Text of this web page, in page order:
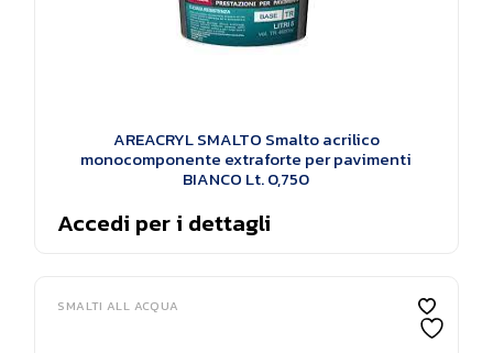
AREACRYL SMALTO Smalto acrilico
monocomponente extraforte per pavimenti
BIANCO Lt. 0,750
Accedi per i dettagli
SMALTI ALL ACQUA